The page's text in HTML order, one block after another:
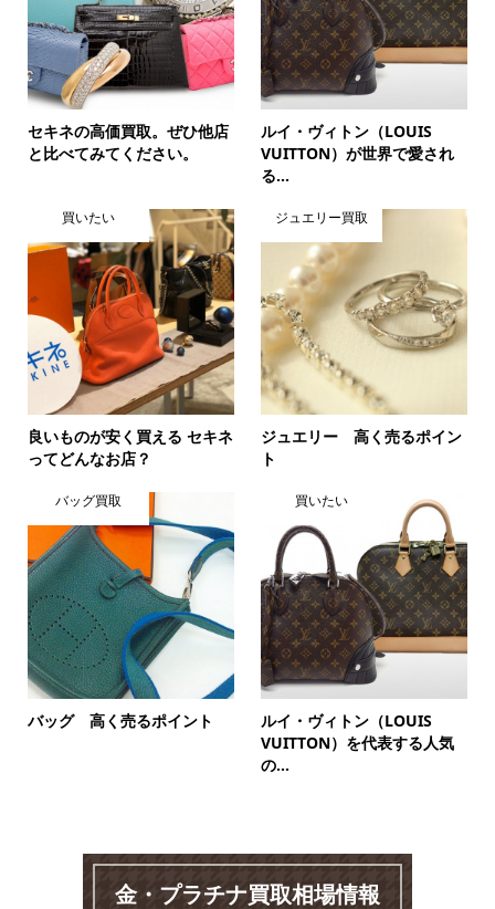
セキネの高価買取。ぜひ他店
と比べてみてください。
ルイ・ヴィトン（LOUIS
VUITTON）が世界で愛され
る...
買いたい
良いものが安く買える セキネ
ってどんなお店？
ジュエリー買取
ジュエリー 高く売るポイン
ト
バッグ買取
バッグ 高く売るポイント
買いたい
ルイ・ヴィトン（LOUIS
VUITTON）を代表する人気
の...
金・プラチナ買取相場情報